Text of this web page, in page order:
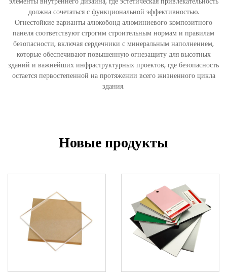
должна сочетаться с функциональной эффективностью.
Огнестойкие варианты алюкобонд алюминиевого композитного
панеля соответствуют строгим строительным нормам и правилам
безопасности, включая сердечники с минеральным наполнением,
которые обеспечивают повышенную огнезащиту для высотных
зданий и важнейших инфраструктурных проектов, где безопасность
остается первостепенной на протяжении всего жизненного цикла
здания.
Новые продукты